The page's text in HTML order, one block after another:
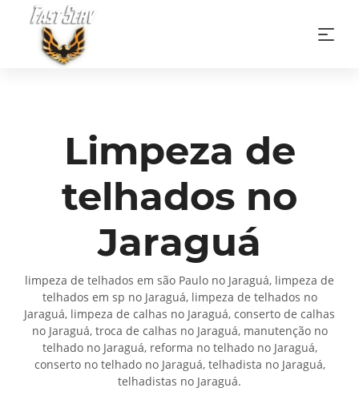
Limpeza de
telhados no
Jaraguá
limpeza de telhados em são Paulo no Jaraguá, limpeza de
telhados em sp no Jaraguá, limpeza de telhados no
Jaraguá, limpeza de calhas no Jaraguá, conserto de calhas
no Jaraguá, troca de calhas no Jaraguá, manutenção no
telhado no Jaraguá, reforma no telhado no Jaraguá,
conserto no telhado no Jaraguá, telhadista no Jaraguá,
telhadistas no Jaraguá.